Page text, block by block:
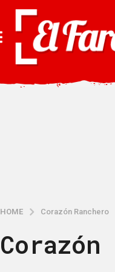
HOME Corazón Ranchero
Corazón